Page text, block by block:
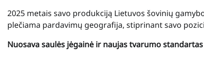
2025 metais savo produkciją Lietuvos šovinių
plečiama pardavimų geografija, stiprinant savo
Nuosava saulės jėgainė ir naujas tvarumo standartas